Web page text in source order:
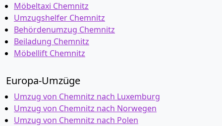
Möbeltaxi Chemnitz
Umzugshelfer Chemnitz
Behördenumzug Chemnitz
Beiladung Chemnitz
Möbellift Chemnitz
Europa-Umzüge
Umzug von Chemnitz nach Luxemburg
Umzug von Chemnitz nach Norwegen
Umzug von Chemnitz nach Polen